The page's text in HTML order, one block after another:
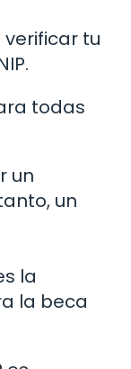
tu
todas
un
un
la
la beca